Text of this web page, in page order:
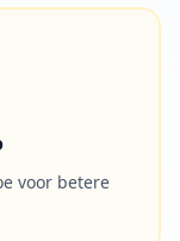
voor betere